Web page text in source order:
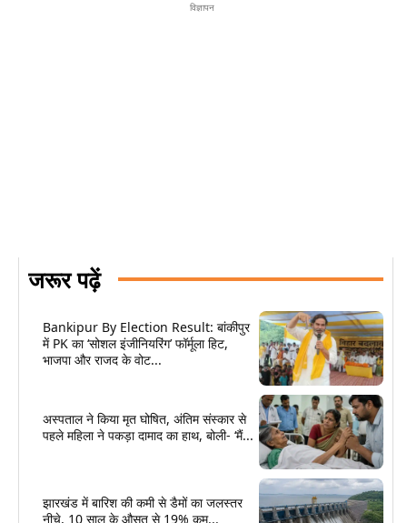
विज्ञापन
जरूर पढ़ें
Bankipur By Election Result: बांकीपुर
में PK का ‘सोशल इंजीनियरिंग’ फॉर्मूला हिट,
भाजपा और राजद के वोट...
अस्पताल ने किया मृत घोषित, अंतिम संस्कार से
पहले महिला ने पकड़ा दामाद का हाथ, बोली- ‘मैं...
झारखंड में बारिश की कमी से डैमों का जलस्तर
नीचे, 10 साल के औसत से 19% कम...